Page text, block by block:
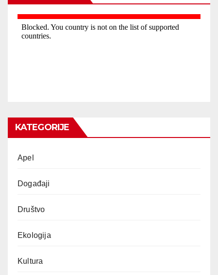
KATEGORIJE
Apel
Događaji
Društvo
Ekologija
Kultura